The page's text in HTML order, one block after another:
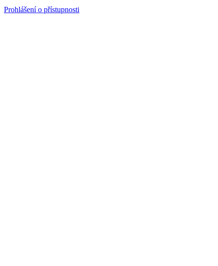
Prohlášení o přístupnosti